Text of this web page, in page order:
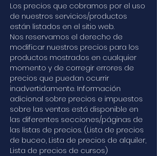
Los precios que cobramos por el uso
de nuestros servicios/productos
están listados en el sitio web.
Nos reservamos el derecho de
modificar nuestros precios para los
productos mostrados en cualquier
momento y de corregir errores de
precios que puedan ocurrir
inadvertidamente. Información
adicional sobre precios e impuestos
sobre las ventas está disponible en
las diferentes secciones/páginas de
las listas de precios. (Lista de precios
de buceo, Lista de precios de alquiler,
Lista de precios de cursos)